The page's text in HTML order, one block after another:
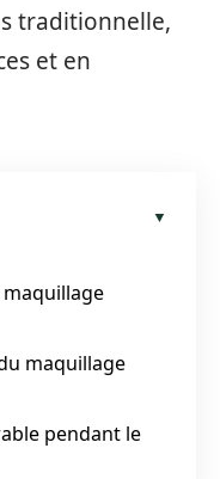
traditionnelle,
et en
maquillage
pendant le